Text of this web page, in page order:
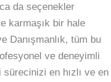
da seçenekler
karmaşık bir hale
Danışmanlık, tüm bu
ve deneyimli
en hızlı ve en